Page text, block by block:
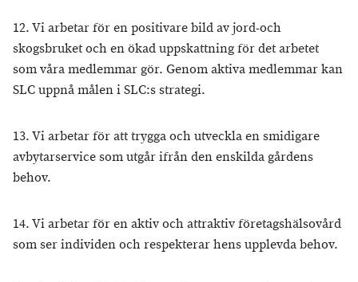
12. Vi arbetar för en positivare bild av jord-och
skogsbruket och en ökad uppskattning för det arbetet
som våra medlemmar gör. Genom aktiva medlemmar kan
SLC uppnå målen i SLC:s strategi.
13. Vi arbetar för att trygga och utveckla en smidigare
avbytarservice som utgår ifrån den enskilda gårdens
behov.
14. Vi arbetar för en aktiv och attraktiv företagshälsovård
som ser individen och respekterar hens upplevda behov.